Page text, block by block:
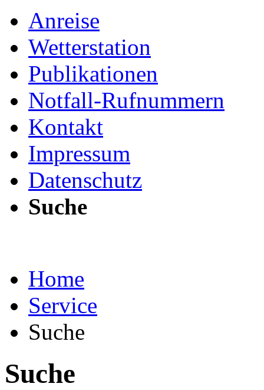
Anreise
Wetterstation
Publikationen
Notfall-Rufnummern
Kontakt
Impressum
Datenschutz
Suche
Home
Service
Suche
Suche